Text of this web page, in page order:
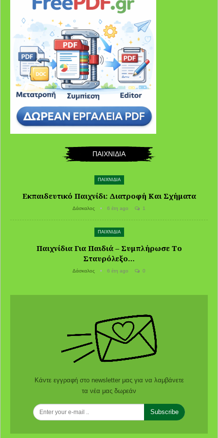
ΠΑΙΧΝΙΔΙΑ
ΠΑΙΧΝΙΔΙΑ
Εκπαιδευτικό Παιχνίδι: Διατροφή Και Σχήματα
Δάσκαλος 6 έτη ago 1
ΠΑΙΧΝΙΔΙΑ
Παιχνίδια Για Παιδιά – Συμπλήρωσε Το
Σταυρόλεξο…
Δάσκαλος 6 έτη ago 0
Κάντε εγγραφή στο newsletter μας για να λαμβάνετε
τα νέα μας δωρεάν
Subscribe